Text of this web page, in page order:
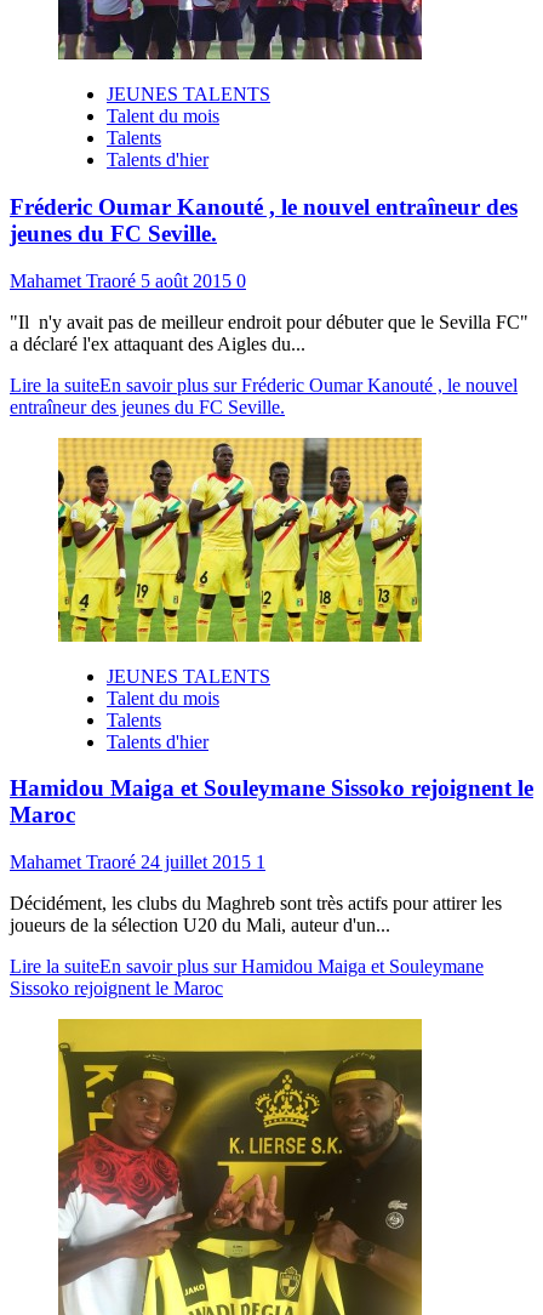
JEUNES TALENTS
Talent du mois
Talents
Talents d'hier
Fréderic Oumar Kanouté , le nouvel entraîneur des
jeunes du FC Seville.
Mahamet Traoré 5 août 2015 0
"Il n'y avait pas de meilleur endroit pour débuter que le Sevilla FC"
a déclaré l'ex attaquant des Aigles du...
Lire la suiteEn savoir plus sur Fréderic Oumar Kanouté , le nouvel
entraîneur des jeunes du FC Seville.
JEUNES TALENTS
Talent du mois
Talents
Talents d'hier
Hamidou Maiga et Souleymane Sissoko rejoignent le
Maroc
Mahamet Traoré 24 juillet 2015 1
Décidément, les clubs du Maghreb sont très actifs pour attirer les
joueurs de la sélection U20 du Mali, auteur d'un...
Lire la suiteEn savoir plus sur Hamidou Maiga et Souleymane
Sissoko rejoignent le Maroc